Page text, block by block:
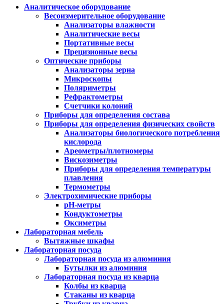
Аналитическое оборудование
Весоизмерительное оборудование
Анализаторы влажности
Аналитические весы
Портативные весы
Прецизионные весы
Оптические приборы
Анализаторы зерна
Микроскопы
Поляриметры
Рефрактометры
Счетчики колоний
Приборы для определения состава
Приборы для определения физических свойств
Анализаторы биологического потребления
кислорода
Ареометры/плотномеры
Вискозиметры
Приборы для определения температуры
плавления
Термометры
Электрохимические приборы
pH-метры
Кондуктометры
Оксиметры
Лабораторная мебель
Вытяжные шкафы
Лабораторная посуда
Лабораторная посуда из алюминия
Бутылки из алюминия
Лабораторная посуда из кварца
Колбы из кварца
Стаканы из кварца